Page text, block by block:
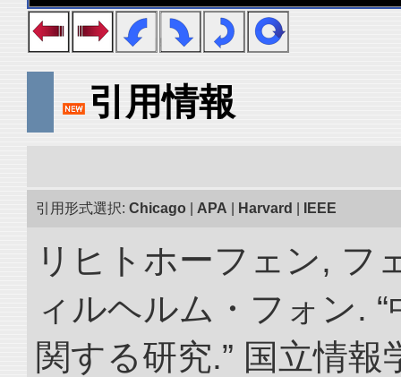
引用情報
引用形式選択: Chicago APA Harvard IEEE
リヒトホーフェン, フ
ィルヘルム・フォン.
関する研究.” 国立情